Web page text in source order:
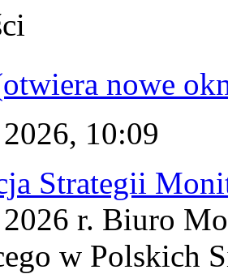
nowe
10:09
Strategii
r. Biuro
w Polskich